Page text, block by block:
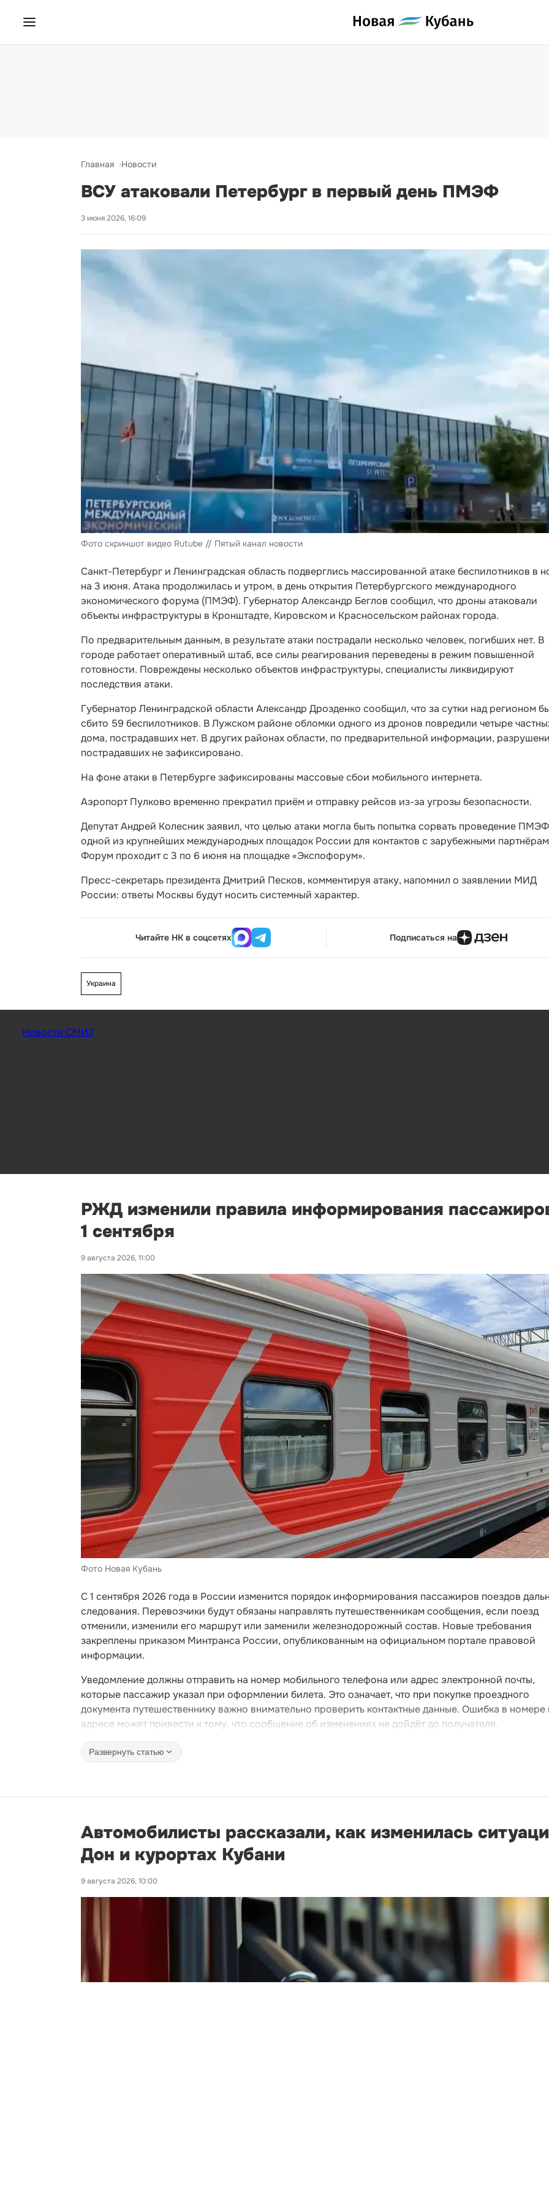
Главная Новости
ВСУ атаковали Петербург в первый день ПМЭФ
3 июня 2026, 16:09
Фото скриншот видео Rutube // Пятый канал новости
Санкт-Петербург и Ленинградская область подверглись массированной атаке беспилотников в
на 3 июня. Атака продолжилась и утром, в день открытия Петербургского международного
экономического форума (ПМЭФ). Губернатор Александр Беглов сообщил, что дроны атаковали
объекты инфраструктуры в Кронштадте, Кировском и Красносельском районах города.
По предварительным данным, в результате атаки пострадали несколько человек, погибших нет. В
городе работает оперативный штаб, все силы реагирования переведены в режим повышенной
готовности. Повреждены несколько объектов инфраструктуры, специалисты ликвидируют
последствия атаки.
Губернатор Ленинградской области Александр Дрозденко сообщил, что за сутки над регионом
сбито 59 беспилотников. В Лужском районе обломки одного из дронов повредили четыре
дома, пострадавших нет. В других районах области, по предварительной информации,
пострадавших не зафиксировано.
На фоне атаки в Петербурге зафиксированы массовые сбои мобильного интернета.
Аэропорт Пулково временно прекратил приём и отправку рейсов из-за угрозы безопасности.
Депутат Андрей Колесник заявил, что целью атаки могла быть попытка сорвать проведение
одной из крупнейших международных площадок России для контактов с зарубежными
Форум проходит с 3 по 6 июня на площадке «Экспофорум».
Пресс-секретарь президента Дмитрий Песков, комментируя атаку, напомнил о заявлении МИД
России: ответы Москвы будут носить системный характер.
Читайте НК в соцсетях Подписаться на
Украина
Новости СМИ2
РЖД изменили правила информирования
1 сентября
9 августа 2026, 11:00
Фото Новая Кубань
С 1 сентября 2026 года в России изменится порядок информирования пассажиров поездов
следования. Перевозчики будут обязаны направлять путешественникам сообщения, если поезд
отменили, изменили его маршрут или заменили железнодорожный состав. Новые требования
закреплены приказом Минтранса России, опубликованным на официальном портале правовой
информации.
Уведомление должны отправить на номер мобильного телефона или адрес электронной почты,
которые пассажир указал при оформлении билета. Это означает, что при покупке проездного
документа путешественнику важно внимательно проверить контактные данные. Ошибка в номере
адресе может привести к тому, что сообщение об изменениях не дойдёт до получателя.
Развернуть статью
Автомобилисты рассказали, как изменилась
Дон и курортах Кубани
9 августа 2026, 10:00